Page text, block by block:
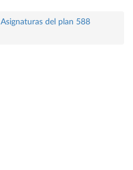
Asignaturas del plan 588